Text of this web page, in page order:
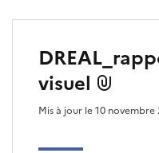
visuel
Mis à jour le 10 novembre